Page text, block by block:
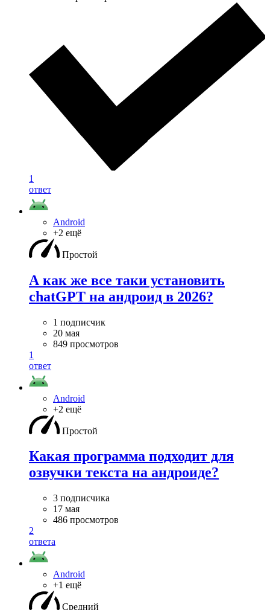
1
ответ
Android
+2 ещё
Простой
А как же все таки установить
chatGPT на андроид в 2026?
1 подписчик
20 мая
849 просмотров
1
ответ
Android
+2 ещё
Простой
Какая программа подходит для
озвучки текста на андроиде?
3 подписчика
17 мая
486 просмотров
2
ответа
Android
+1 ещё
Средний